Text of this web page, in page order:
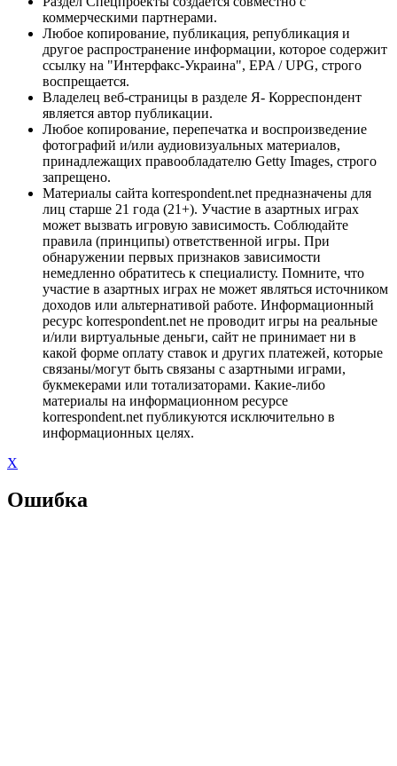
коммерческими партнерами.
Любое копирование, публикация, републикация и
другое распространение информации, которое содержит
ссылку на "Интерфакс-Украина", EPA / UPG, строго
воспрещается.
Владелец веб-страницы в разделе Я- Корреспондент
является автор публикации.
Любое копирование, перепечатка и воспроизведение
фотографий и/или аудиовизуальных материалов,
принадлежащих правообладателю Getty Images, строго
запрещено.
Материалы сайта korrespondent.net предназначены для
лиц старше 21 года (21+). Участие в азартных играх
может вызвать игровую зависимость. Соблюдайте
правила (принципы) ответственной игры. При
обнаружении первых признаков зависимости
немедленно обратитесь к специалисту. Помните, что
участие в азартных играх не может являться источником
доходов или альтернативой работе. Информационный
ресурс korrespondent.net не проводит игры на реальные
и/или виртуальные деньги, сайт не принимает ни в
какой форме оплату ставок и других платежей, которые
связаны/могут быть связаны с азартными играми,
букмекерами или тотализаторами. Какие-либо
материалы на информационном ресурсе
korrespondent.net публикуются исключительно в
информационных целях.
X
Ошибка